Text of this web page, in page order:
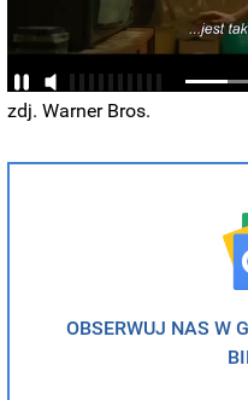
zdj. Warner Bros.
OBSERWUJ NAS W